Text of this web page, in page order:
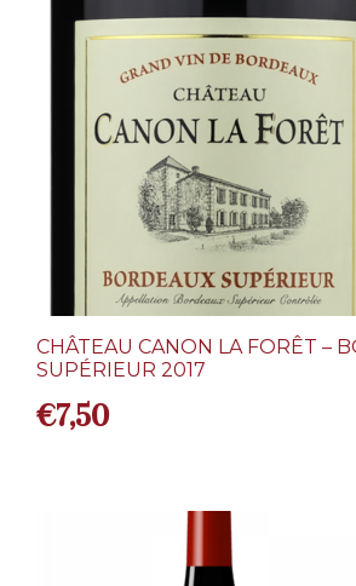
CHÂTEAU CANON LA FORÊT –
SUPÉRIEUR 2017
€7,50